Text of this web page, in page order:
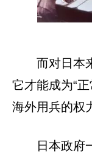
而对日本
它才能成为“
海外用兵的权
日本政府